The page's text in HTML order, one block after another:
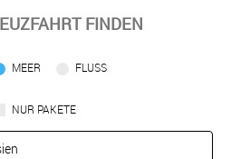
FINDEN
MEER FLUSS
NUR PAKETE